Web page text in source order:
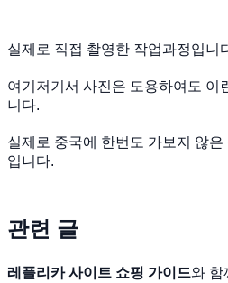
실제로 직접 촬영한 작업과정입니
여기저기서 사진은 도용하여도 이
니다.
실제로 중국에 한번도 가보지 않
입니다.
관련 글
레플리카 사이트 쇼핑 가이드와 함